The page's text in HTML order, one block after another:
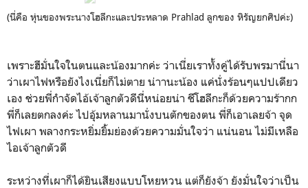
(นี่คือ หุ่นของพระนางโฮลีกะและประหลาด Prahlad ลูกของ หิรัญยกศิปค่ะ)
เพราะฮีมั่นใจในตนและน้องมากค่ะ ว่าเนี่ยเราทั้งคู่ได้รับพรมานี่นา
ว่าเผาไฟหรือยังไงเนี่ยก็ไม่ตาย น่าานะน้อง แค่นั่งร้อนๆแปปเดียว
เอง ช่วยพี่กำจัดไอ้เจ้าลูกตัวดีนี่หน่อยน่า ชีโฮลีกะก็ด้วยความร้ากก
พี่ก็เลยตกลงค่ะ ไปอุ้มหลานมานั่งบนตักของตน พี่ก็เอาเลยจ้า จุด
ไฟเผา พลางกระหยิ่มยิ้มย่องด้วยความมั่นใจว่า แน่นอน ไม่มีเหลือ
ไอเจ้าลูกตัวดี
ระหว่างที่เผาก็ได้ยินเสียงแบบโหยหวน แต่ก็ยังจ้า ยังมั่นใจว่าเป็น